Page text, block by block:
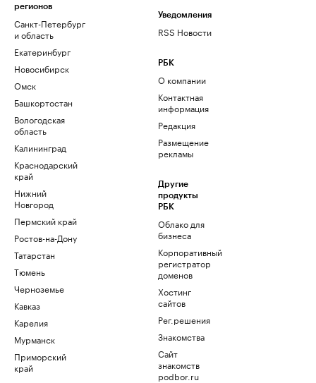
регионов
Санкт-Петербург
и область
Екатеринбург
Новосибирск
Омск
Башкортостан
Вологодская
область
Калининград
Краснодарский
край
Нижний
Новгород
Пермский край
Ростов-на-Дону
Татарстан
Тюмень
Черноземье
Кавказ
Карелия
Мурманск
Приморский
край
Уведомления
RSS Новости
РБК
О компании
Контактная
информация
Редакция
Размещение
рекламы
Другие
продукты
РБК
Облако для
бизнеса
Корпоративный
регистратор
доменов
Хостинг
сайтов
Рег.решения
Знакомства
Сайт
знакомств
podbor.ru